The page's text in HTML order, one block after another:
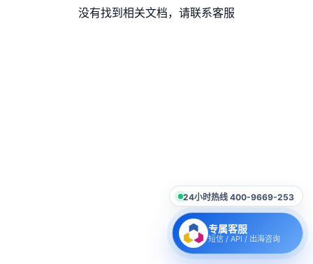
没有找到相关文档，请联系客服
24小时热线 400-9669-253
专属客服
短信 / API / 出海咨询